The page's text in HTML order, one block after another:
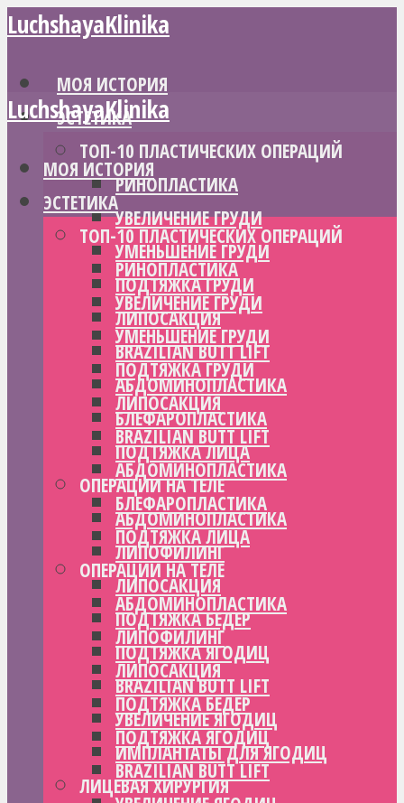
LuchshayaKlinika
МОЯ ИСТОРИЯ
ЭСТЕТИКА
ТОП-10 ПЛАСТИЧЕСКИХ ОПЕРАЦИЙ
РИНОПЛАСТИКА
УВЕЛИЧЕНИЕ ГРУДИ
УМЕНЬШЕНИЕ ГРУДИ
ПОДТЯЖКА ГРУДИ
ЛИПОСАКЦИЯ
BRAZILIAN BUTT LIFT
АБДОМИНОПЛАСТИКА
БЛЕФАРОПЛАСТИКА
ПОДТЯЖКА ЛИЦА
ОПЕРАЦИИ НА ТЕЛЕ
АБДОМИНОПЛАСТИКА
ЛИПОФИЛИНГ
ЛИПОСАКЦИЯ
ПОДТЯЖКА БЕДЕР
ПОДТЯЖКА ЯГОДИЦ
BRAZILIAN BUTT LIFT
УВЕЛИЧЕНИЕ ЯГОДИЦ
ИМПЛАНТАТЫ ДЛЯ ЯГОДИЦ
ЛИЦЕВАЯ ХИРУРГИЯ
LuchshayaKlinika
МОЯ ИСТОРИЯ
ЭСТЕТИКА
ТОП-10 ПЛАСТИЧЕСКИХ ОПЕРАЦИЙ
РИНОПЛАСТИКА
УВЕЛИЧЕНИЕ ГРУДИ
УМЕНЬШЕНИЕ ГРУДИ
ПОДТЯЖКА ГРУДИ
ЛИПОСАКЦИЯ
BRAZILIAN BUTT LIFT
АБДОМИНОПЛАСТИКА
БЛЕФАРОПЛАСТИКА
ПОДТЯЖКА ЛИЦА
ОПЕРАЦИИ НА ТЕЛЕ
АБДОМИНОПЛАСТИКА
ЛИПОФИЛИНГ
ЛИПОСАКЦИЯ
ПОДТЯЖКА БЕДЕР
ПОДТЯЖКА ЯГОДИЦ
BRAZILIAN BUTT LIFT